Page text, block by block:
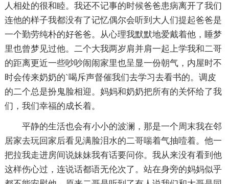
人相处的很和睦。我还不记事的时候爸爸患病离开了我们
连他的样子我都没有了记忆偶尔会听到大人们提起爸爸是
一个勤劳纯朴的好爸爸。从心理我默默地爱戴着他，睡梦
里也曾梦见过他。二个大我两岁肩并肩一起上学我和二哥
的距离更近一些吵吵闹闹家里也呈显一份朝气，内屋时不
时会传来奶奶的`喝斥声督催我们去学习去看书的。调皮
的二个总是扮鬼脸相迎。妈妈和奶奶把所有的关怀给了我
们，我们幸福的成长着。
平静的生活也会有小小的波澜，那是一个周末我在邻
居家去玩回家后看见满脸泪水的二哥喘着气抽噎着。他一
把拉我走进房间说妹妹我有话要问你。我从来没有看到他
这样伤心过，连说话都语无伦次了。站在身旁的妈妈似乎